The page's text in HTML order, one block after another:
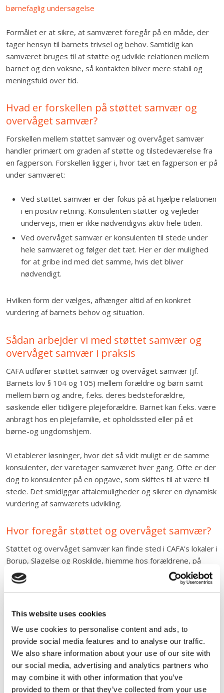
This website uses cookies
We use cookies to personalise content and ads, to
provide social media features and to analyse our traffic.
We also share information about your use of our site with
our social media, advertising and analytics partners who
may combine it with other information that you’ve
provided to them or that they’ve collected from your use
børnefaglig undersøgelse
Formålet er at sikre, at samværet foregår på en måde, der
tager hensyn til barnets trivsel og behov. Samtidig kan
samværet bruges til at støtte og udvikle relationen mellem
barnet og den voksne, så kontakten bliver mere stabil og
meningsfuld over tid.
Hvad er forskellen på støttet samvær og
overvåget samvær?
Forskellen mellem støttet samvær og overvåget samvær
handler primært om graden af støtte og tilstedeværelse fra
en fagperson. Forskellen ligger i, hvor tæt en fagperson er på
under samværet:
Ved støttet samvær er der fokus på at hjælpe relationen
i en positiv retning. Konsulenten støtter og vejleder
undervejs, men er ikke nødvendigvis aktiv hele tiden.
Ved overvåget samvær er konsulenten til stede under
hele samværet og følger det tæt. Her er der mulighed
for at gribe ind med det samme, hvis det bliver
nødvendigt.
Hvilken form der vælges, afhænger altid af en konkret
vurdering af barnets behov og situation.
Sådan arbejder vi med støttet samvær og
overvåget samvær i praksis
CAFA udfører støttet samvær og overvåget samvær (jf.
Barnets lov § 104 og 105) mellem forældre og børn samt
mellem børn og andre, f.eks. deres bedsteforældre,
søskende eller tidligere plejeforældre. Barnet kan f.eks. være
anbragt hos en plejefamilie, et opholdssted eller på et
børne-og ungdomshjem.
Vi etablerer løsninger, hvor det så vidt muligt er de samme
konsulenter, der varetager samværet hver gang. Ofte er der
dog to konsulenter på en opgave, som skiftes til at være til
stede. Det smidiggør aftalemuligheder og sikrer en dynamisk
vurdering af samværets udvikling.
Hvor foregår støttet og overvåget samvær?
Støttet og overvåget samvær kan finde sted i CAFA’s lokaler i
Borup, Slagelse og Roskilde, hjemme hos forældrene, på
barnets anbringelsessted eller et andet relevant sted.
så de understøtter et trygt og professionelt samvær.
Et anerkendende og udviklingsorienteret
perspektiv
Vores faglige tilgang er et anerkendende og
udviklingsorienteret perspektiv, hvor vi altid leder efter